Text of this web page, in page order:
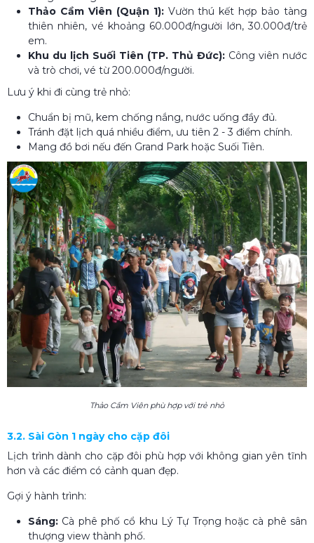
Thảo Cầm Viên (Quận 1):Vườn thú kết hợp bảo tàng
thiên nhiên, vé khoảng 60.000đ/người lớn, 30.000đ/trẻ
em.
Khu du lịch Suối Tiên (TP. Thủ Đức): Công viên nước
và trò chơi, vé từ 200.000đ/người.
Lưu ý khi đi cùng trẻ nhỏ:
Chuẩn bị mũ, kem chống nắng, nước uống đầy đủ.
Tránh đặt lịch quá nhiều điểm, ưu tiên 2 - 3 điểm chính.
Mang đồ bơi nếu đến Grand Park hoặc Suối Tiên.
Thảo Cầm Viên phù hợp với trẻ nhỏ
3.2. Sài Gòn 1 ngày cho cặp đôi
Lịch trình dành cho cặp đôi phù hợp với không gian yên tĩnh
hơn và các điểm có cảnh quan đẹp.
Gợi ý hành trình:
Sáng: Cà phê phố cổ khu Lý Tự Trọng hoặc cà phê sân
thượng view thành phố.